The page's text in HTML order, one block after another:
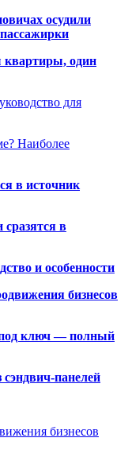
осудили
квартиры, один
для
Наиболее
в источник
в
и особенности
бизнесов
под ключ — полный
сэндвич-панелей
бизнесов